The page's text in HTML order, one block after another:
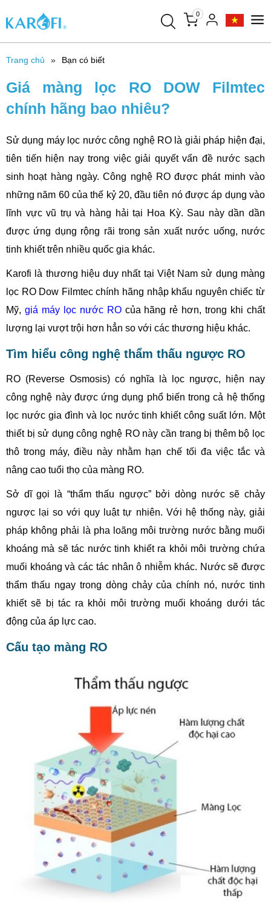
0
Trang chủ Bạn có biết
Giá màng lọc RO DOW Filmtec
chính hãng bao nhiêu?
Sử dụng máy lọc nước công nghệ RO là giải pháp hiện đại,
tiên tiến hiện nay trong việc giải quyết vấn đề nước sạch
sinh hoạt hàng ngày. Công nghệ RO được phát minh vào
những năm 60 của thế kỷ 20, đầu tiên nó được áp dụng vào
lĩnh vực vũ trụ và hàng hải tại Hoa Kỳ. Sau này dần dần
được ứng dụng rộng rãi trong sản xuất nước uống, nước
tinh khiết trên nhiều quốc gia khác.
Karofi là thương hiệu duy nhất tại Việt Nam sử dụng màng
lọc RO Dow Filmtec chính hãng nhập khẩu nguyên chiếc từ
Mỹ, giá máy lọc nước ROcủa hãng rẻ hơn, trong khi chất
lượng lại vượt trội hơn hẳn so với các thương hiệu khác.
Tìm hiểu công nghệ thẩm thấu ngược RO
RO (Reverse Osmosis) có nghĩa là lọc ngược, hiện nay
công nghệ này được ứng dụng phổ biến trong cả hệ thống
lọc nước gia đình và lọc nước tinh khiết công suất lớn. Một
thiết bị sử dụng công nghệ RO này cần trang bị thêm bộ lọc
thô trong máy, điều này nhằm hạn chế tối đa việc tắc và
nâng cao tuổi thọ của màng RO.
Sở dĩ gọi là “thẩm thấu ngược” bởi dòng nước sẽ chảy
ngược lại so với quy luật tự nhiên. Với hệ thống này, giải
pháp không phải là pha loãng môi trường nước bằng muối
khoáng mà sẽ tác nước tinh khiết ra khỏi môi trường chứa
muối khoáng và các tác nhân ô nhiễm khác. Nước sẽ được
thẩm thấu ngay trong dòng chảy của chính nó, nước tinh
khiết sẽ bị tác ra khỏi môi trường muối khoáng dưới tác
động của áp lực cao.
Cấu tạo màng RO